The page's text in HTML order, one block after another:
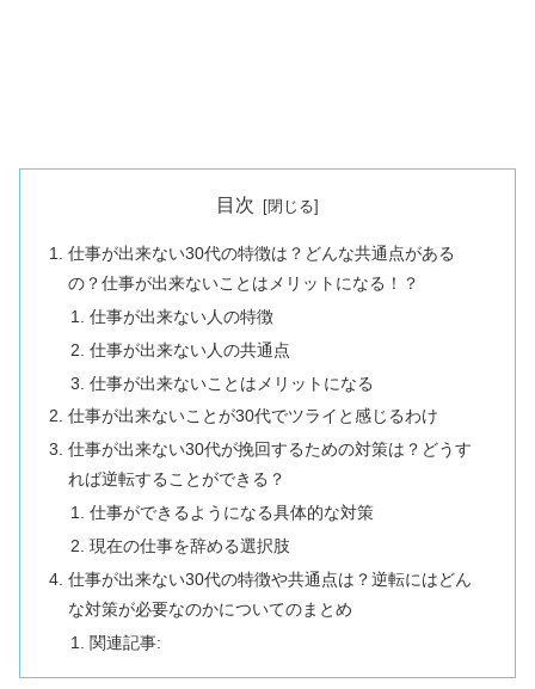
目次
仕事が出来ない30代の特徴は？どんな共通点がある
の？仕事が出来ないことはメリットになる！？
仕事が出来ない人の特徴
仕事が出来ない人の共通点
仕事が出来ないことはメリットになる
仕事が出来ないことが30代でツライと感じるわけ
仕事が出来ない30代が挽回するための対策は？どうす
れば逆転することができる？
仕事ができるようになる具体的な対策
現在の仕事を辞める選択肢
仕事が出来ない30代の特徴や共通点は？逆転にはどん
な対策が必要なのかについてのまとめ
関連記事: